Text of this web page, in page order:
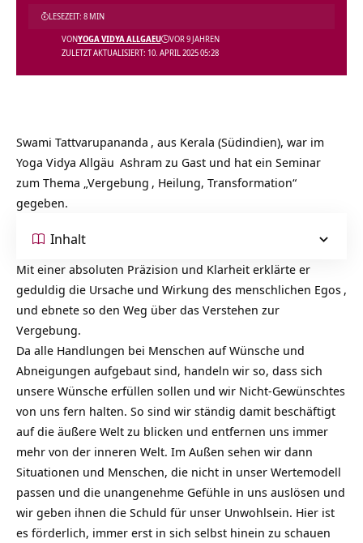
ZULETZT AKTUALISIERT: 10. APRIL 2025 05:28
VONYOGA VIDYA ALLGAEU VOR 9 JAHREN
LESEZEIT: 8 MIN
Swami Tattvarupananda , aus Kerala (Südindien), war im
Yoga Vidya Allgäu Ashram zu Gast und hat ein Seminar
zum Thema „ Vergebung , Heilung, Transformation“
gegeben.
Inhalt
Mit einer absoluten Präzision und Klarheit erklärte er
geduldig die Ursache und Wirkung des menschlichen Egos ,
und ebnete so den Weg über das Verstehen zur
Vergebung.
Da alle Handlungen bei Menschen auf Wünsche und
Abneigungen aufgebaut sind, handeln wir so, dass sich
unsere Wünsche erfüllen sollen und wir Nicht-Gewünschtes
von uns fern halten. So sind wir ständig damit beschäftigt
auf die äußere Welt zu blicken und entfernen uns immer
mehr von der inneren Welt. Im Außen sehen wir dann
Situationen und Menschen, die nicht in unser Wertemodell
passen und die unangenehme Gefühle in uns auslösen und
wir geben ihnen die Schuld für unser Unwohlsein. Hier ist
es förderlich, immer erst in sich selbst hinein zu schauen